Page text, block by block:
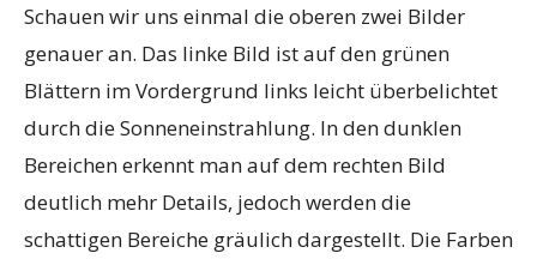
Schauen wir uns einmal die oberen zwei Bilder
genauer an. Das linke Bild ist auf den grünen
Blättern im Vordergrund links leicht überbelichtet
durch die Sonneneinstrahlung. In den dunklen
Bereichen erkennt man auf dem rechten Bild
deutlich mehr Details, jedoch werden die
schattigen Bereiche gräulich dargestellt. Die Farben